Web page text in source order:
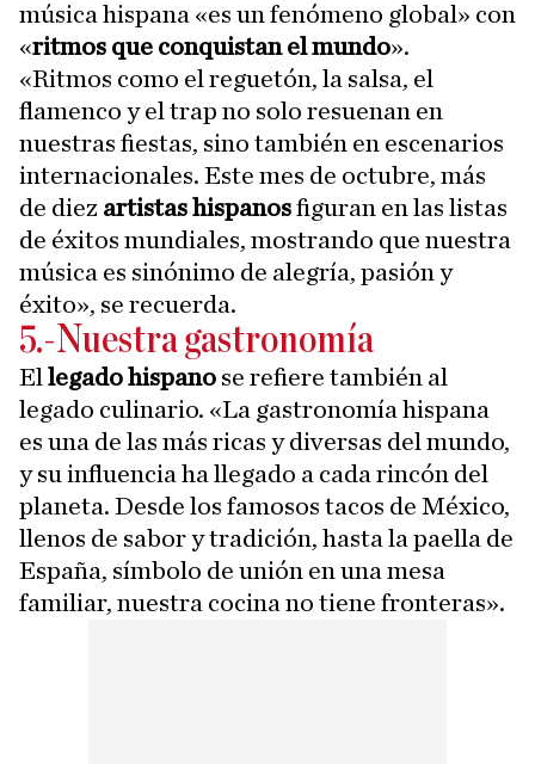
música hispana «es un fenómeno global» con
«ritmos que conquistan el mundo».
«Ritmos como el reguetón, la salsa, el
flamenco y el trap no solo resuenan en
nuestras fiestas, sino también en escenarios
internacionales. Este mes de octubre, más
de diez artistas hispanosfiguran en las listas
de éxitos mundiales, mostrando que nuestra
música es sinónimo de alegría, pasión y
éxito», se recuerda.
5.-Nuestra gastronomía
El legado hispano se refiere también al
legado culinario. «La gastronomía hispana
es una de las más ricas y diversas del mundo,
y su influencia ha llegado a cada rincón del
planeta. Desde los famosos tacos de México,
llenos de sabor y tradición, hasta la paella de
España, símbolo de unión en una mesa
familiar, nuestra cocina no tiene fronteras».